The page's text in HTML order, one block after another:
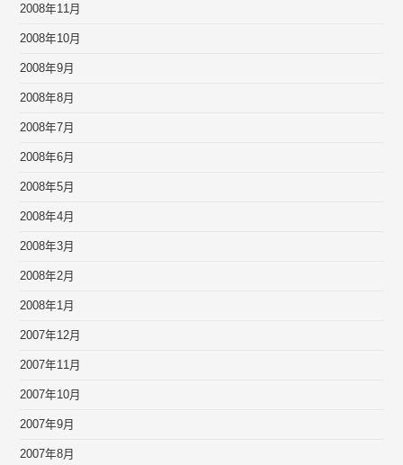
2008年11月
2008年10月
2008年9月
2008年8月
2008年7月
2008年6月
2008年5月
2008年4月
2008年3月
2008年2月
2008年1月
2007年12月
2007年11月
2007年10月
2007年9月
2007年8月